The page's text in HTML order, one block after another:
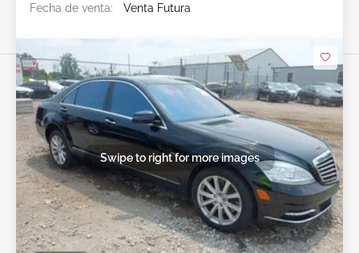
Fecha de venta:
Venta Futura
Swipe to right for more images